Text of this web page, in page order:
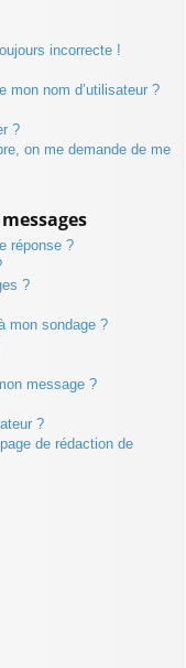
incorrecte !
mon nom d’utilisateur ?
?
on me demande de me
réponse ?
?
mon sondage ?
message ?
?
de rédaction de